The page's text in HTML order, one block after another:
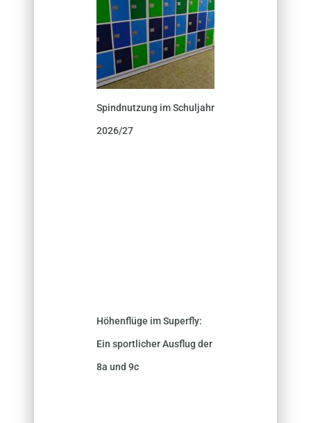
Spindnutzung im Schuljahr
2026/27
Höhenflüge im Superfly:
Ein sportlicher Ausflug der
8a und 9c